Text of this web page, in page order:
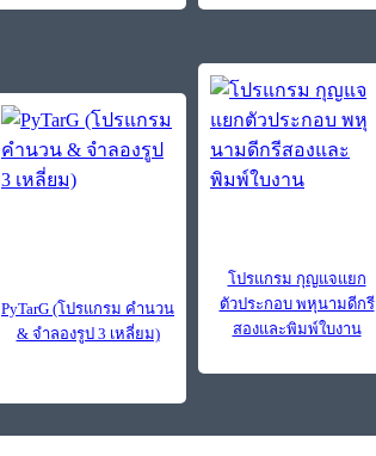
PyTarG (โปรแกรม คำนวน
& จำลองรูป 3 เหลี่ยม)
โปรแกรม กุญแจแยก
ตัวประกอบ พหุนามดีกรี
สองและพิมพ์ใบงาน